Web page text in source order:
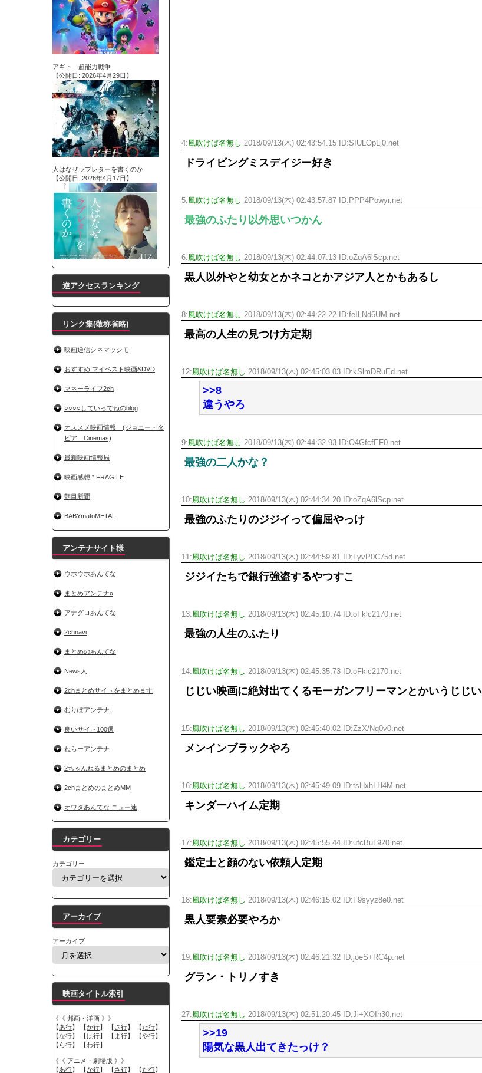
4:風吹けば名無し 2018/09/13(木) 02:43:54.15 ID:SIULOpLj0.net
ドライビングミスデイジー好き
5:風吹けば名無し 2018/09/13(木) 02:43:57.87 ID:PPP4Powyr.net
最強のふたり以外思いつかん
6:風吹けば名無し 2018/09/13(木) 02:44:07.13 ID:oZqA6lScp.net
黒人以外やと幼女とかネコとかアジア人とかもあるし
8:風吹けば名無し 2018/09/13(木) 02:44:22.22 ID:feILNd6UM.net
最高の人生の見つけ方定期
12:風吹けば名無し 2018/09/13(木) 02:45:03.03 ID:kSlmDRuEd.net
>>8
違うやろ
9:風吹けば名無し 2018/09/13(木) 02:44:32.93 ID:O4GfcfEF0.net
最強の二人かな？
10:風吹けば名無し 2018/09/13(木) 02:44:34.20 ID:oZqA6lScp.net
最強のふたりのジジイって偏屈やっけ
11:風吹けば名無し 2018/09/13(木) 02:44:59.81 ID:LyvP0C75d.net
ジジイたちで銀行強盗するやつすこ
13:風吹けば名無し 2018/09/13(木) 02:45:10.74 ID:oFklc2170.net
最強の人生のふたり
14:風吹けば名無し 2018/09/13(木) 02:45:35.73 ID:oFklc2170.net
じじい映画に絶対出てくるモーガンフリーマンとかいうじじい
15:風吹けば名無し 2018/09/13(木) 02:45:40.02 ID:ZzX/Nq0v0.net
メンインブラックやろ
16:風吹けば名無し 2018/09/13(木) 02:45:49.09 ID:tsHxhLH4M.net
キンダーハイム定期
17:風吹けば名無し 2018/09/13(木) 02:45:55.44 ID:ufcBuL920.net
鑑定士と顔のない依頼人定期
18:風吹けば名無し 2018/09/13(木) 02:46:15.02 ID:F9syyz8e0.net
黒人要素必要やろか
19:風吹けば名無し 2018/09/13(木) 02:46:21.32 ID:joeS+RC4p.net
グラン・トリノすき
27:風吹けば名無し 2018/09/13(木) 02:51:20.45 ID:Ji+XOIh30.net
>>19
陽気な黒人出てきたっけ？
アギト 超能力戦争
【公開日: 2026年4月29日】
人はなぜラブレターを書くのか
【公開日: 2026年4月17日】
逆アクセスランキング
リンク集(敬称省略)
映画通信シネマッシモ
おすすめ マイベスト映画&DVD
マネーライフ2ch
○○○○していってねのblog
オススメ映画情報 (ジョニー・タ
ピア Cinemas)
最新映画情報局
映画感想 * FRAGILE
朝目新聞
BABYmatoMETAL
アンテナサイト様
ウホウホあんてな
まとめアンテナα
アナグロあんてな
2chnavi
まとめのあんてな
News人
2chまとめサイトをまとめます
むりぽアンテナ
良いサイト100選
ねらーアンテナ
2ちゃんねるまとめのまとめ
2chまとめのまとめMM
オワタあんてな ニュー速
カテゴリー
カテゴリー
アーカイブ
アーカイブ
映画タイトル索引
《《 邦画・洋画 》》
【あ行】 【か行】 【さ行】 【た行】
【な行】 【は行】 【 ま行】 【や行】
【 ら行】 【わ行】
《《 アニメ・劇場版 》》
【あ行】 【か行】 【さ行】 【た行】